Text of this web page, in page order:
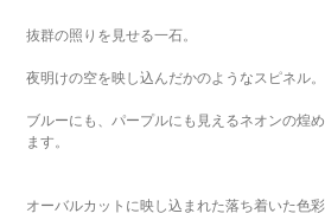
抜群の照りを見せる一石。
夜明けの空を映し込んだかのようなスピネル。
ブルーにも、パープルにも見えるネオンの煌
ます。
オーバルカットに映し込まれた落ち着いた色彩